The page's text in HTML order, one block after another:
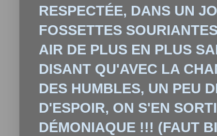
RESPECTÉE, DANS UN
FOSSETTES
AIR DE PLUS EN PLUS
DISANT QU'AVEC LA
DES HUMBLES, UN PEU
D'ESPOIR, ON S'EN
DÉMONIAQUE !!! (FAUT